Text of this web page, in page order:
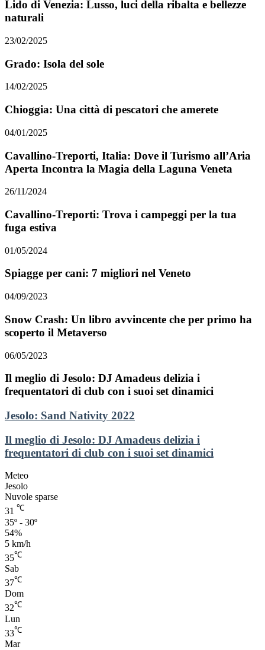
Lido di Venezia: Lusso, luci della ribalta e bellezze
naturali
23/02/2025
Grado: Isola del sole
14/02/2025
Chioggia: Una città di pescatori che amerete
04/01/2025
Cavallino-Treporti, Italia: Dove il Turismo all’Aria
Aperta Incontra la Magia della Laguna Veneta
26/11/2024
Cavallino-Treporti: Trova i campeggi per la tua
fuga estiva
01/05/2024
Spiagge per cani: 7 migliori nel Veneto
04/09/2023
Snow Crash: Un libro avvincente che per primo ha
scoperto il Metaverso
06/05/2023
Il meglio di Jesolo: DJ Amadeus delizia i
frequentatori di club con i suoi set dinamici
Jesolo:
Nativity
2022
Jesolo: Sand Nativity 2022
Il
meglio
di
Jesolo:
DJ
Amadeus
delizia
i
frequentatori
di
club
con
i
suoi
set
dinamici
Il meglio di Jesolo: DJ Amadeus delizia i
frequentatori di club con i suoi set dinamici
Meteo
Jesolo
Nuvole sparse
31 ℃
35º - 30º
54%
5 km/h
35℃
Sab
37℃
Dom
32℃
Lun
33℃
Mar